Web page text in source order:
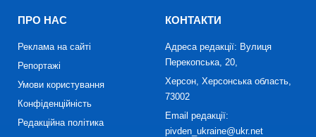
ПРО НАС
Реклама на сайті
Репортажі
Умови користування
Конфіденційність
Редакційна політика
КОНТАКТИ
Адреса редакції: Вулиця
Перекопська, 20,
Херсон, Херсонська область,
73002
Email редакції:
pivden_ukraine@ukr.net